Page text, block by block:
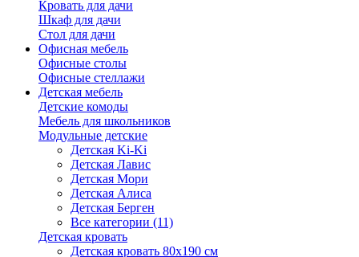
Кровать для дачи
Шкаф для дачи
Стол для дачи
Офисная мебель
Офисные столы
Офисные стеллажи
Детская мебель
Детские комоды
Мебель для школьников
Модульные детские
Детская Ki-Ki
Детская Лавис
Детская Мори
Детская Алиса
Детская Берген
Все категории (11)
Детская кровать
Детская кровать 80х190 см